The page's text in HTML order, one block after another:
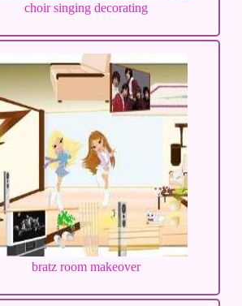
choir singing decorating
bratz room makeover